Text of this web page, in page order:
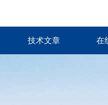
技术文章 在